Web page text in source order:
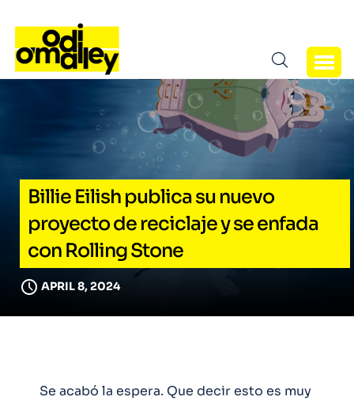
Billie Eilish publica su nuevo
proyecto de reciclaje y se enfada
con Rolling Stone
APRIL 8, 2024
Se acabó la espera. Que decir esto es muy